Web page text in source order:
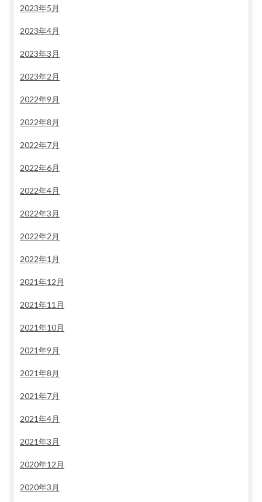
2023年5月
2023年4月
2023年3月
2023年2月
2022年9月
2022年8月
2022年7月
2022年6月
2022年4月
2022年3月
2022年2月
2022年1月
2021年12月
2021年11月
2021年10月
2021年9月
2021年8月
2021年7月
2021年4月
2021年3月
2020年12月
2020年3月